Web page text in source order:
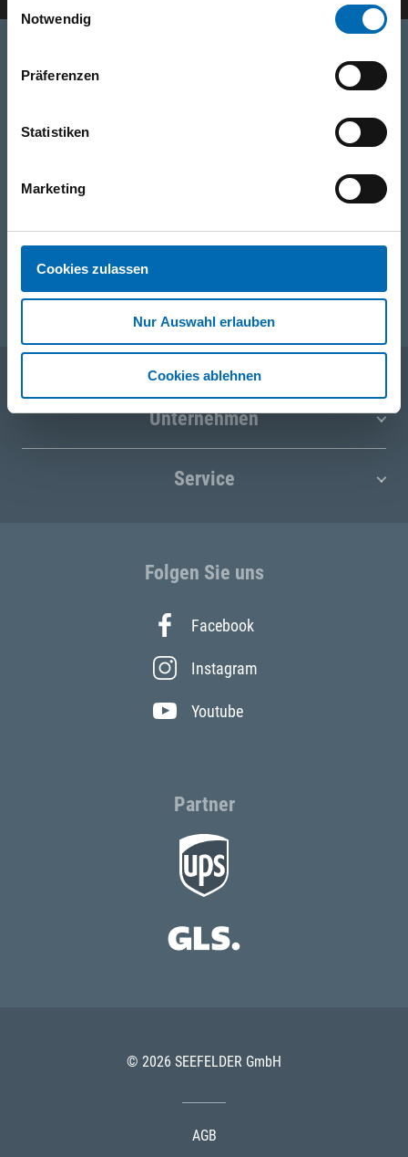
Notwendig
Präferenzen
Statistiken
Marketing
Cookies zulassen
Nur Auswahl erlauben
Cookies ablehnen
E-Mail
post@seefelder.net
Unternehmen
Service
Folgen Sie uns
Facebook
Instagram
Youtube
Partner
© 2026 SEEFELDER GmbH
AGB